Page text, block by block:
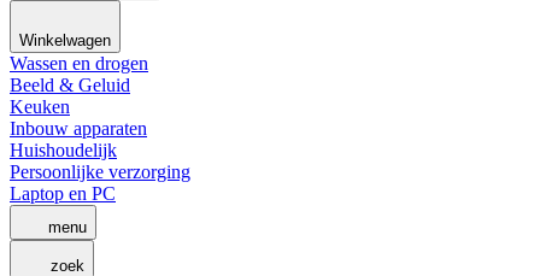
Winkelwagen
Wassen en drogen
Beeld & Geluid
Keuken
Inbouw apparaten
Huishoudelijk
Persoonlijke verzorging
Laptop en PC
menu
zoek